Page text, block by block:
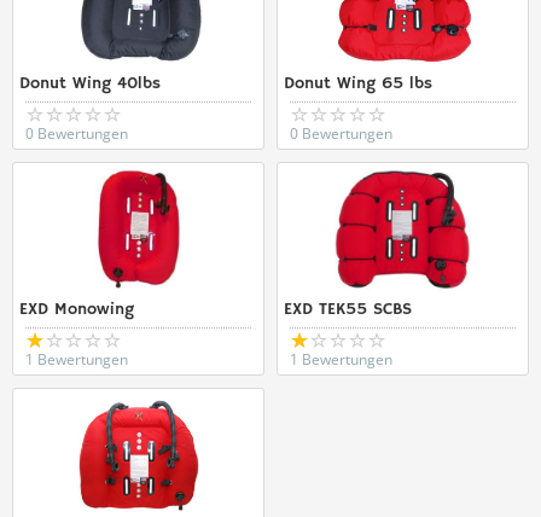
Donut Wing 40lbs
0 Bewertungen
Donut Wing 65 lbs
0 Bewertungen
EXD Monowing
1 Bewertungen
EXD TEK55 SCBS
1 Bewertungen